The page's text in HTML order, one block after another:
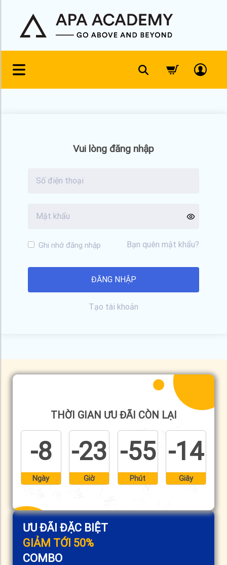
content
Vui lòng đăng nhập
Ghi nhớ đăng nhập Bạn quên mật khẩu?
Tạo tài khoản
ƯU ĐÃI ĐẶC BIỆT
GIẢM TỚI 50%
COMBO
THỜI GIAN ƯU ĐÃI CÒN LẠI
-8
Ngày
-23
Giờ
-55
Phút
-14
Giây